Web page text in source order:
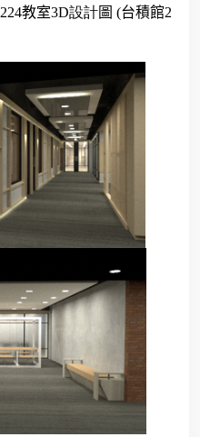
224教室3D設計圖 (台積館2